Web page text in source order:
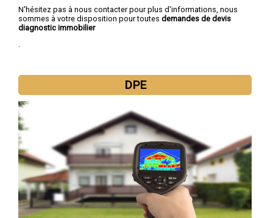
N'hésitez pas à nous contacter pour plus d'informations, nous
sommes à votre disposition pour toutes demandes de devis
diagnostic immobilier
.
DPE